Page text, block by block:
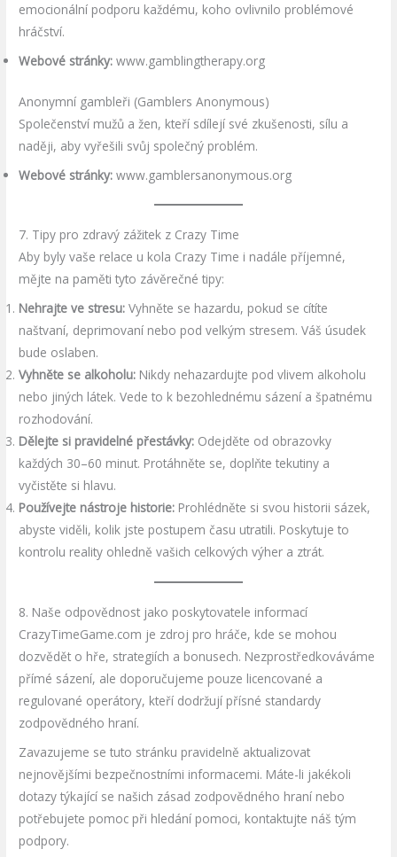
emocionální podporu každému, koho ovlivnilo problémové
hráčství.
Webové stránky: www.gamblingtherapy.org
Anonymní gambleři (Gamblers Anonymous)
Společenství mužů a žen, kteří sdílejí své zkušenosti, sílu a
naději, aby vyřešili svůj společný problém.
Webové stránky: www.gamblersanonymous.org
7. Tipy pro zdravý zážitek z Crazy Time
Aby byly vaše relace u kola Crazy Time i nadále příjemné,
mějte na paměti tyto závěrečné tipy:
Nehrajte ve stresu: Vyhněte se hazardu, pokud se cítíte
naštvaní, deprimovaní nebo pod velkým stresem. Váš úsudek
bude oslaben.
Vyhněte se alkoholu: Nikdy nehazardujte pod vlivem alkoholu
nebo jiných látek. Vede to k bezohlednému sázení a špatnému
rozhodování.
Dělejte si pravidelné přestávky: Odejděte od obrazovky
každých 30–60 minut. Protáhněte se, doplňte tekutiny a
vyčistěte si hlavu.
Používejte nástroje historie: Prohlédněte si svou historii sázek,
abyste viděli, kolik jste postupem času utratili. Poskytuje to
kontrolu reality ohledně vašich celkových výher a ztrát.
8. Naše odpovědnost jako poskytovatele informací
CrazyTimeGame.com je zdroj pro hráče, kde se mohou
dozvědět o hře, strategiích a bonusech. Nezprostředkováváme
přímé sázení, ale doporučujeme pouze licencované a
regulované operátory, kteří dodržují přísné standardy
zodpovědného hraní.
Zavazujeme se tuto stránku pravidelně aktualizovat
nejnovějšími bezpečnostními informacemi. Máte-li jakékoli
dotazy týkající se našich zásad zodpovědného hraní nebo
potřebujete pomoc při hledání pomoci, kontaktujte náš tým
podpory.